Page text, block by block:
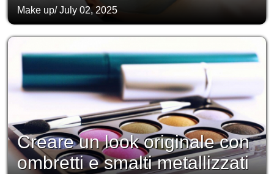
Make up/July 02, 2025
Creare un look originale con
ombretti e smalti metallizzati